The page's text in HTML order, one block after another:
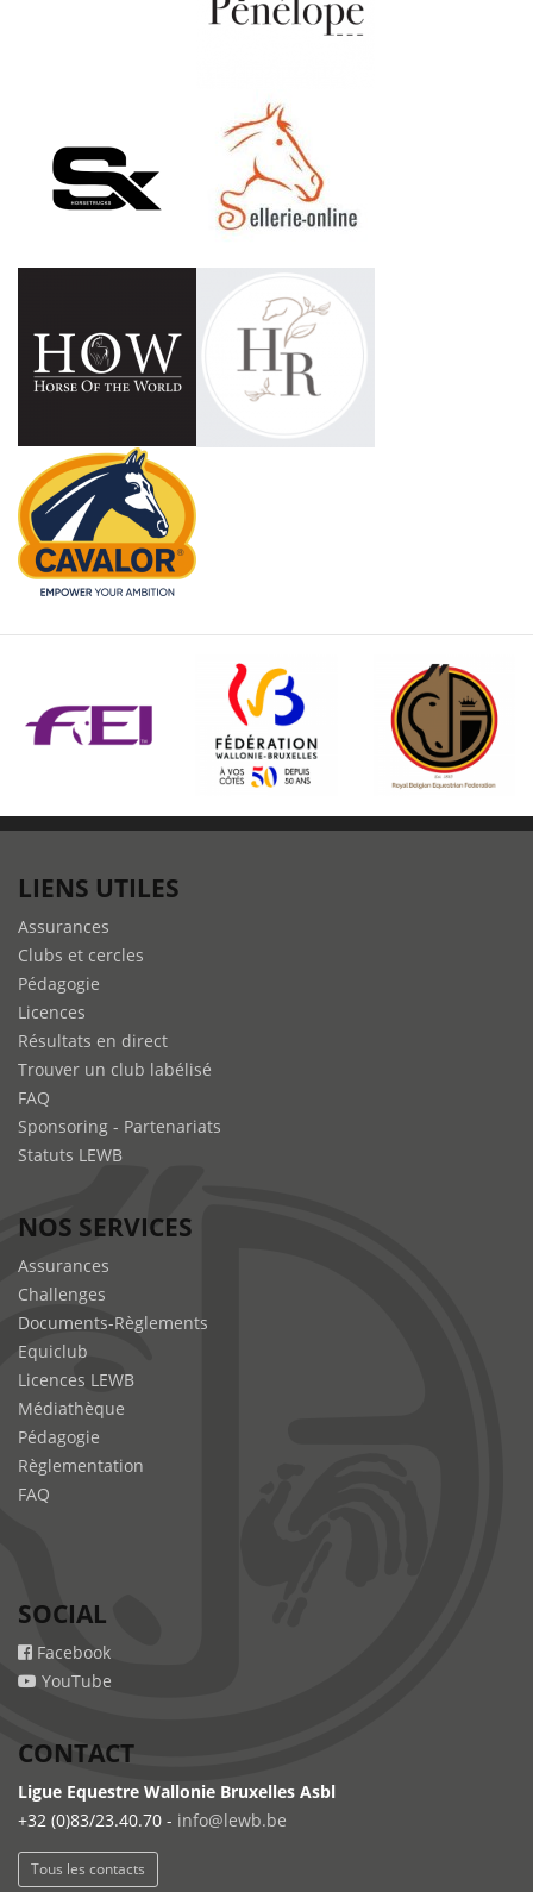
LIENS UTILES
Assurances
Clubs et cercles
Pédagogie
Licences
Résultats en direct
Trouver un club labélisé
FAQ
Sponsoring - Partenariats
Statuts LEWB
NOS SERVICES
Assurances
Challenges
Documents-Règlements
Equiclub
Licences LEWB
Médiathèque
Pédagogie
Règlementation
FAQ
SOCIAL
Facebook
YouTube
CONTACT
Ligue Equestre Wallonie Bruxelles Asbl
+32 (0)83/23.40.70 - info@lewb.be
Tous les contacts